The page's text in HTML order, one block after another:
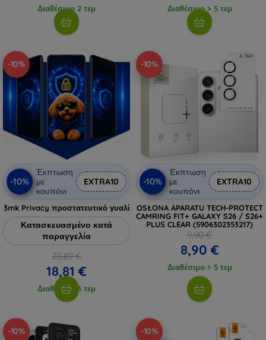
Διαθέσιμο 2 τεμ Διαθέσιμο > 5 τεμ
-10%
-10%
Έκπτωση
με
κουπόνι
EXTRA10
3mk Privacy προστατευτικό γυαλί
Κατασκευασμένο κατά
παραγγελία
20,89 €
18,81 €
Διαθέσιμο 3 τεμ
-10%
-10%
Έκπτωση
με
κουπόνι
EXTRA10
OSŁONA APARATU TECH-PROTECT
CAMRING FIT+ GALAXY S26 / S26+
PLUS CLEAR (5906302353217)
9,90 €
8,90 €
Διαθέσιμο > 5 τεμ
-10% -10%